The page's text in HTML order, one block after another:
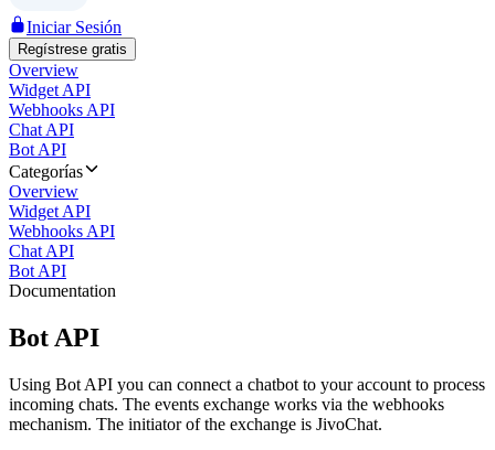
Iniciar Sesión
Regístrese gratis
Overview
Widget API
Webhooks API
Chat API
Bot API
Categorías
Overview
Widget API
Webhooks API
Chat API
Bot API
Documentation
Bot API
Using Bot API you can connect a chatbot to your account to process
incoming chats. The events exchange works via the webhooks
mechanism. The initiator of the exchange is JivoChat.